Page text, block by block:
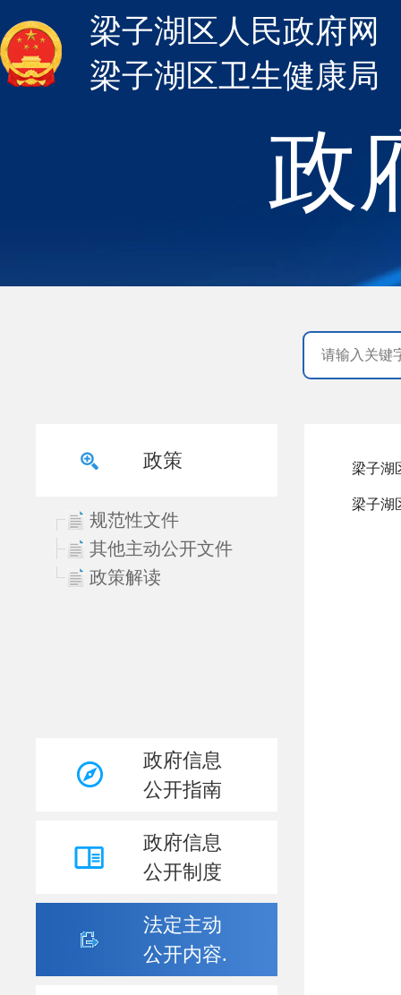
政
梁子湖区人民政府网
梁子湖区卫生健康局
政策
规范性文件
其他主动公开文件
政策解读
政府信息
公开指南
政府信息
公开制度
法定主动
公开内容.